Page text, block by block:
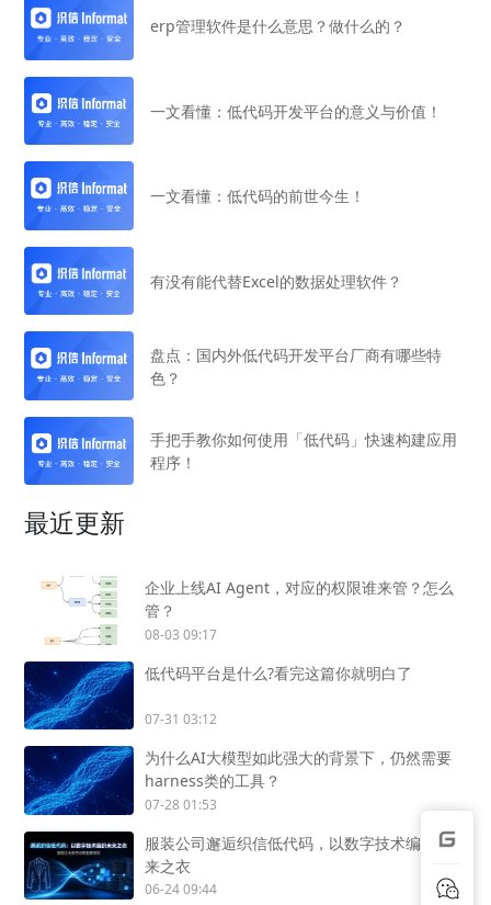
erp管理软件是什么意思？做什么的？
一文看懂：低代码开发平台的意义与价值！
一文看懂：低代码的前世今生！
有没有能代替Excel的数据处理软件？
盘点：国内外低代码开发平台厂商有哪些特
色？
手把手教你如何使用「低代码」快速构建应用
程序！
最近更新
企业上线AI Agent，对应的权限谁来管？怎么
管？
08-03 09:17
低代码平台是什么?看完这篇你就明白了
07-31 03:12
为什么AI大模型如此强大的背景下，仍然需要
harness类的工具？
07-28 01:53
服装公司邂逅织信低代码，以数字技术编织未
来之衣
06-24 09:44